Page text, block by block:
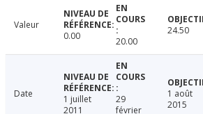
Valeur
0.00
20.00
24.50
Date
1 juillet
2011
29
février
1 août
2015